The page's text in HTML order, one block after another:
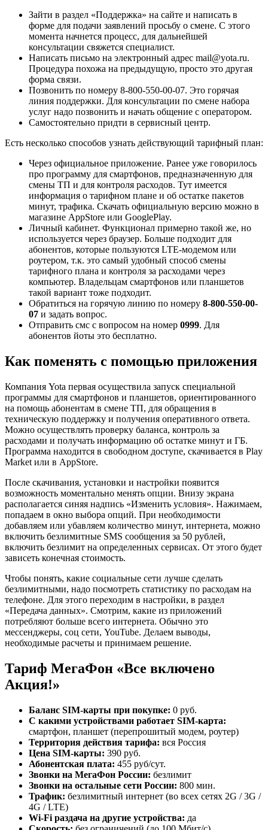
Зайти в раздел «Поддержка» на сайте и написать в
форме для подачи заявлений просьбу о смене. С этого
момента начнется процесс, для дальнейшей
консультации свяжется специалист.
Написать письмо на электронный адрес mail@yota.ru.
Процедура похожа на предыдущую, просто это другая
форма связи.
Позвонить по номеру 8-800-550-00-07. Это горячая
линия поддержки. Для консультации по смене набора
услуг надо позвонить и начать общение с оператором.
Самостоятельно придти в сервисный центр.
Есть несколько способов узнать действующий тарифный план:
Через официальное приложение. Ранее уже говорилось
про программу для смартфонов, предназначенную для
смены ТП и для контроля расходов. Тут имеется
информация о тарифном плане и об остатке пакетов
минут, трафика. Скачать официальную версию можно в
магазине AppStore или GooglePlay.
Личный кабинет. Функционал примерно такой же, но
используется через браузер. Больше подходит для
абонентов, которые пользуются LTE-модемом или
роутером, т.к. это самый удобный способ смены
тарифного плана и контроля за расходами через
компьютер. Владельцам смартфонов или планшетов
такой вариант тоже подходит.
Обратиться на горячую линию по номеру 8-800-550-00-
07 и задать вопрос.
Отправить смс с вопросом на номер 0999. Для
абонентов йоты это бесплатно.
Как поменять с помощью приложения
Компания Yota первая осуществила запуск специальной
программы для смартфонов и планшетов, ориентированного
на помощь абонентам в смене ТП, для обращения в
техническую поддержку и получения оперативного ответа.
Можно осуществлять проверку баланса, контроль за
расходами и получать информацию об остатке минут и ГБ.
Программа находится в свободном доступе, скачивается в Play
Market или в AppStore.
После скачивания, установки и настройки появится
возможность моментально менять опции. Внизу экрана
располагается синяя надпись «Изменить условия». Нажимаем,
попадаем в окно выбора опций. При необходимости
добавляем или убавляем количество минут, интернета, можно
включить безлимитные SMS сообщения за 50 рублей,
включить безлимит на определенных сервисах. От этого будет
зависеть конечная стоимость.
Чтобы понять, какие социальные сети лучше сделать
безлимитными, надо посмотреть статистику по расходам на
телефоне. Для этого переходим в настройки, в раздел
«Передача данных». Смотрим, какие из приложений
потребляют больше всего интернета. Обычно это
мессенджеры, соц сети, YouTube. Делаем выводы,
необходимые расчеты и принимаем решение.
Тариф МегаФон «Все включено
Акция!»
Баланс SIM-карты при покупке: 0 руб.
С какими устройствами работает SIM-карта:
смартфон, планшет (перепрошитый модем, роутер)
Территория действия тарифа: вся Россия
Цена SIM-карты: 390 руб.
Абонентская плата: 455 руб/сут.
Звонки на МегаФон России: безлимит
Звонки на остальные сети России: 800 мин.
Трафик: безлимитный интернет (во всех сетях 2G / 3G /
4G / LTE)
Wi-Fi раздача на другие устройства: да